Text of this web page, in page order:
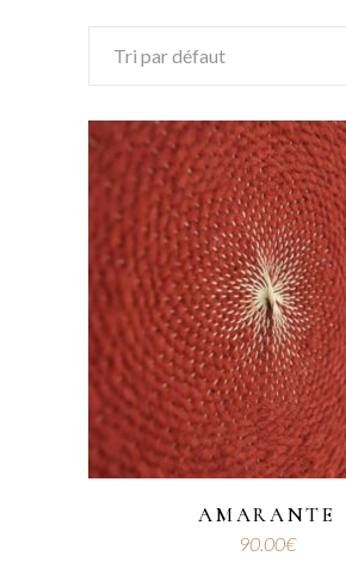
Tri par défaut
AMARANTE
90.00€